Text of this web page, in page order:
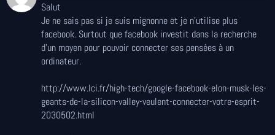
Salut
Je ne sais pas si je suis mignonne et je n'utilise plus
facebook. Surtout que facebook investit dans la recherche
d'un moyen pour pouvoir connecter ses pensées à un
ordinateur.
http://www.lci.fr/high-tech/google-facebook-elon-musk-les-
geants-de-la-silicon-valley-veulent-connecter-votre-esprit-
2030502.html